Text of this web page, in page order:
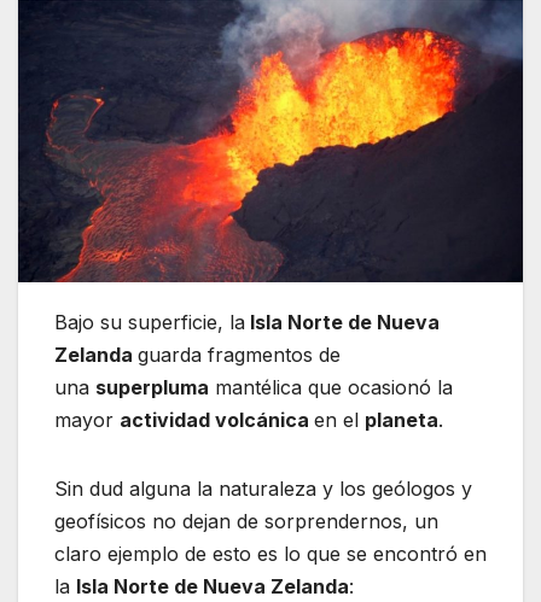
Bajo su superficie, la Isla Norte de Nueva
Zelanda guarda fragmentos de
una superpluma mantélica que ocasionó la
mayor actividad volcánica en el planeta.
Sin dud alguna la naturaleza y los geólogos y
geofísicos no dejan de sorprendernos, un
claro ejemplo de esto es lo que se encontró en
la Isla Norte de Nueva Zelanda: